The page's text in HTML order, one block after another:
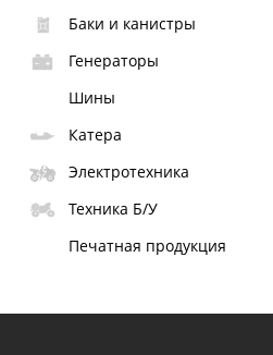
Баки и канистры
Генераторы
Шины
Катера
Электротехника
Техника Б/У
Печатная продукция